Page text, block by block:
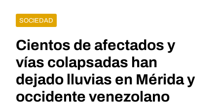
SOCIEDAD
Cientos de afectados y
vías colapsadas han
dejado lluvias en Mérida y
occidente venezolano